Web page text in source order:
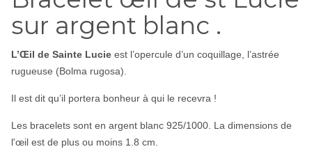
sur argent blanc .
L’Œil de Sainte Lucie est l’opercule d’un coquillage, l’astrée
rugueuse (Bolma rugosa).
Il est dit qu’il portera bonheur à qui le recevra !
Les bracelets sont en argent blanc 925/1000. La dimensions de
l'œil est de plus ou moins 1.8 cm.